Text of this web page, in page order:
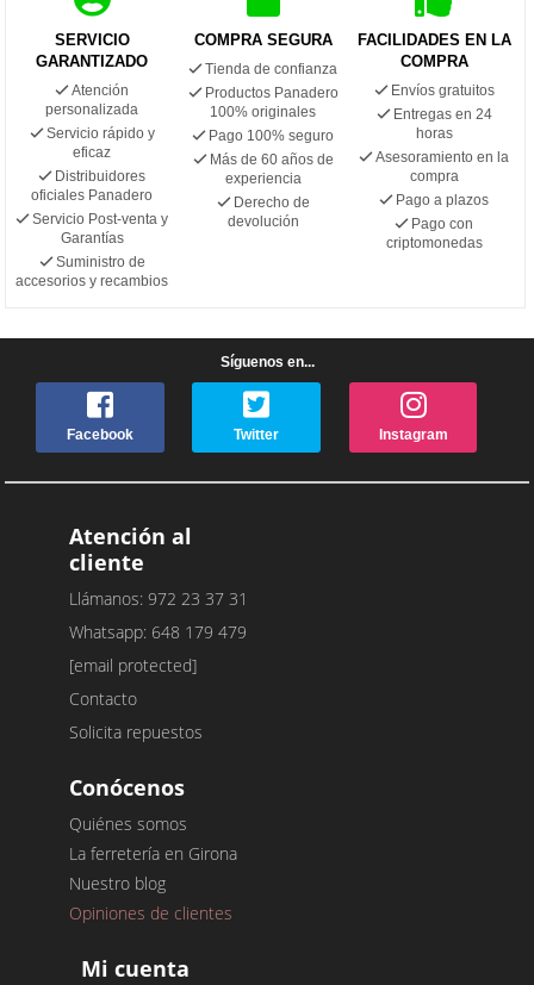
SERVICIO
GARANTIZADO
Atención
personalizada
Servicio rápido y
eficaz
Distribuidores
oficiales Panadero
Servicio Post-venta y
Garantías
Suministro de
accesorios y recambios
COMPRA SEGURA
Tienda de confianza
Productos Panadero
100% originales
Pago 100% seguro
Más de 60 años de
experiencia
Derecho de
devolución
FACILIDADES EN LA
COMPRA
Envíos gratuitos
Entregas en 24
horas
Asesoramiento en la
compra
Pago a plazos
Pago con
criptomonedas
Síguenos en...
Facebook Twitter Instagram
Atención al
cliente
Llámanos: 972 23 37 31
Whatsapp: 648 179 479
[email protected]
Contacto
Solicita repuestos
Conócenos
Quiénes somos
La ferretería en Girona
Nuestro blog
Opiniones de clientes
Mi cuenta